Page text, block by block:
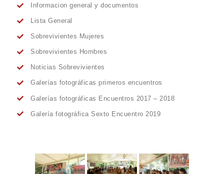
Informacion general y documentos
Lista General
Sobrevivientes Mujeres
Sobrevivientes Hombres
Noticias Sobrevivientes
Galerías fotográficas primeros encuentros
Galerías fotográficas Encuentros 2017 – 2018
Galería fotográfica Sexto Encuentro 2019